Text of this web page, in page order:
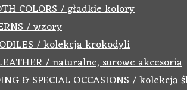
COLORS / gładkie kolory
/ wzory
/ kolekcja krokodyli
/ naturalne, surowe akcesoria
& SPECIAL OCCASIONS / kolekcja